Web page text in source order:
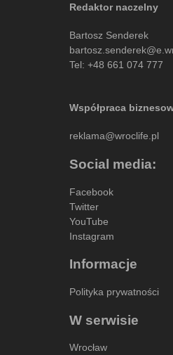
Redaktor naczelny
Bartosz Senderek
Tel: +48 661 074 777
Współpraca
reklama@wroclife.pl
Social media:
Facebook
Twitter
YouTube
Instagram
Informacje
Polityka prywatności
W serwisie
Wrocław